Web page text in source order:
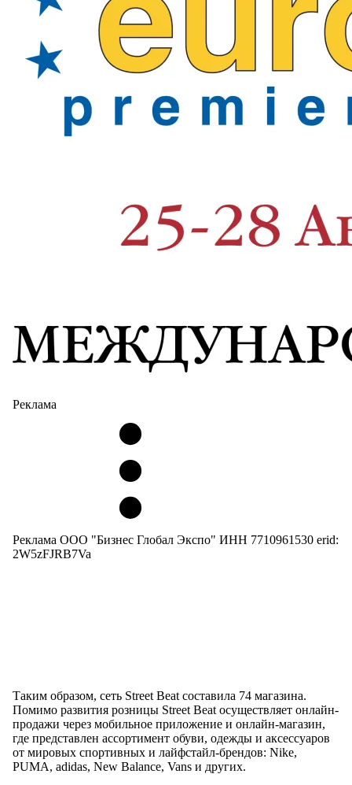
Реклама
Реклама ООО "Бизнес Глобал Экспо" ИНН 7710961530 erid:
2W5zFJRB7Va
Таким образом, сеть Street Beat составила 74 магазина.
Помимо развития розницы Street Beat осуществляет онлайн-
продажи через мобильное приложение и онлайн-магазин,
где представлен ассортимент обуви, одежды и аксессуаров
от мировых спортивных и лайфстайл-брендов: Nike,
PUMA, adidas, New Balance, Vans и других.